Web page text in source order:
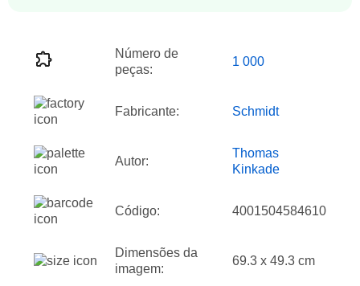
Número de
peças:
1 000
Fabricante: Schmidt
Autor:
Thomas
Kinkade
Código: 4001504584610
Dimensões da
imagem:
69.3 x 49.3 cm